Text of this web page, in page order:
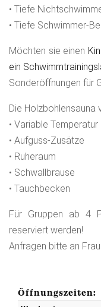
• Tiefe
• Tiefe Schwimmer-
Möchten sie einen
ein
Sonderöffnungen für
Die Holzbohlensauna
• Variable Temperatur
• Aufguss-Zusätze
• Ruheraum
• Schwallbrause
• Tauchbecken
Für Gruppen ab 4
reserviert werden!
Anfragen bitte an
Öffnungszeiten: